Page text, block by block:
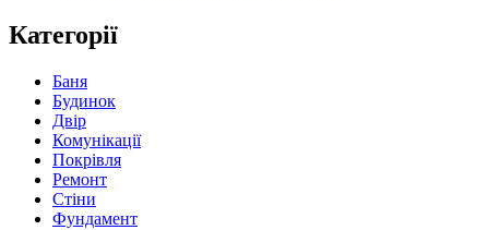
Категорії
Баня
Будинок
Двір
Комунікації
Покрівля
Ремонт
Стіни
Фундамент